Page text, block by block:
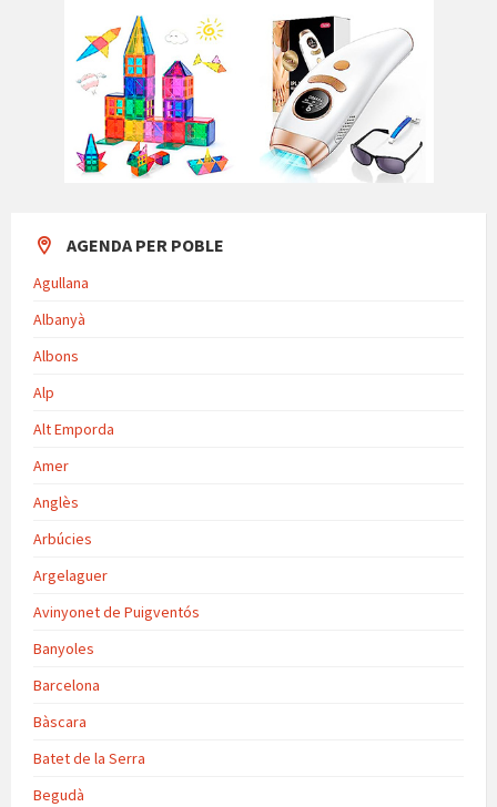
AGENDA PER POBLE
Agullana
Albanyà
Albons
Alp
Alt Emporda
Amer
Anglès
Arbúcies
Argelaguer
Avinyonet de Puigventós
Banyoles
Barcelona
Bàscara
Batet de la Serra
Begudà